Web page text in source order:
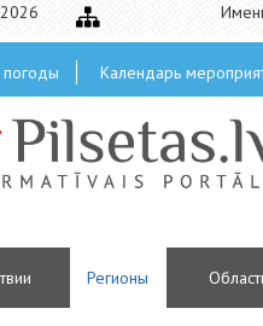
Календарь
Регионы